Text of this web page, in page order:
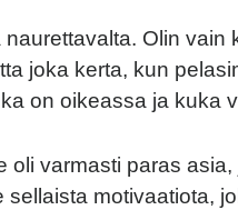
naurettavalta. Olin
joka kerta, kun
on oikeassa ja kuka
oli varmasti paras
sellaista motivaatiota,